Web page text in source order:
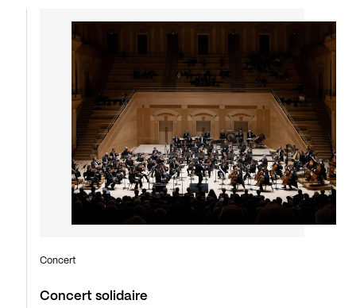
Concert solidaire
Concert